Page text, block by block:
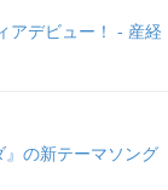
アデビュー！ - 産経
の新テーマソング